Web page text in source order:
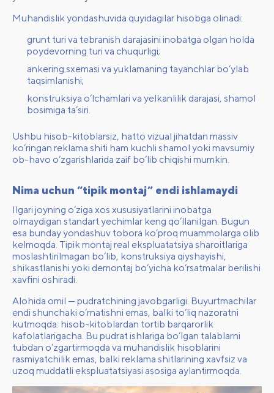
Muhandislik yondashuvida quyidagilar hisobga olinadi:
grunt turi va tebranish darajasini inobatga olgan holda
poydevorning turi va chuqurligi;
ankering sxemasi va yuklamaning tayanchlar bo‘ylab
taqsimlanishi;
konstruksiya o‘lchamlari va yelkanlilik darajasi, shamol
bosimiga ta’siri.
Ushbu hisob-kitoblarsiz, hatto vizual jihatdan massiv
ko‘ringan reklama shiti ham kuchli shamol yoki mavsumiy
ob-havo o‘zgarishlarida zaif bo‘lib chiqishi mumkin.
Nima uchun “tipik montaj” endi ishlamaydi
Ilgari joyning o‘ziga xos xususiyatlarini inobatga
olmaydigan standart yechimlar keng qo‘llanilgan. Bugun
esa bunday yondashuv tobora ko‘proq muammolarga olib
kelmoqda. Tipik montaj real ekspluatatsiya sharoitlariga
moslashtirilmagan bo‘lib, konstruksiya qiyshayishi,
shikastlanishi yoki demontaj bo‘yicha ko‘rsatmalar berilishi
xavfini oshiradi.
Alohida omil — pudratchining javobgarligi. Buyurtmachilar
endi shunchaki o‘rnatishni emas, balki to‘liq nazoratni
kutmoqda: hisob-kitoblardan tortib barqarorlik
kafolatlarigacha. Bu pudrat ishlariga bo‘lgan talablarni
tubdan o‘zgartirmoqda va muhandislik hisoblarini
rasmiyatchilik emas, balki reklama shitlarining xavfsiz va
uzoq muddatli ekspluatatsiyasi asosiga aylantirmoqda.